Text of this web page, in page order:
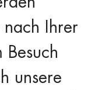
Ihrer
unsere